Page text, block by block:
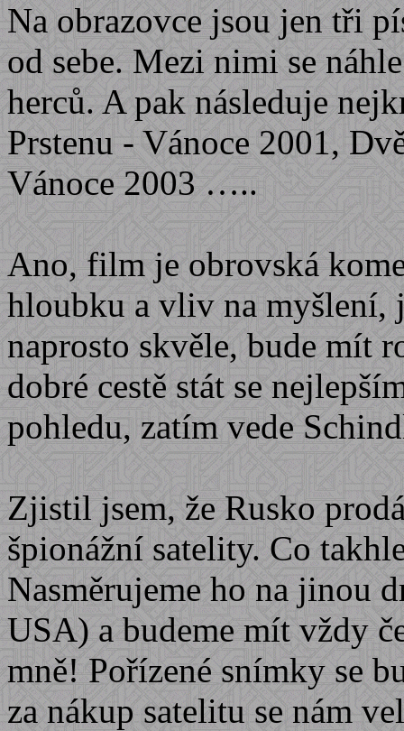
Na obrazovce jsou jen tři
od sebe. Mezi nimi se
herců. A pak následuje
Prstenu - Vánoce 2001,
Vánoce 2003 …..
Ano, film je obrovská
hloubku a vliv na myšlení,
naprosto skvěle, bude mít
dobré cestě stát se
pohledu, zatím vede
Zjistil jsem, že Rusko
špionážní satelity. Co
Nasměrujeme ho na jinou
USA) a budeme mít vždy
mně! Pořízené snímky se
za nákup satelitu se nám